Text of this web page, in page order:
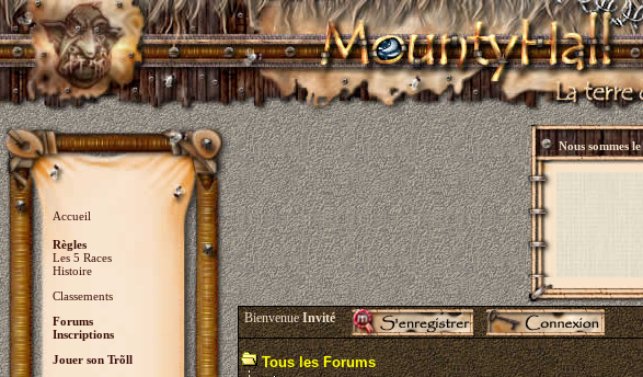
Accueil
Règles
Les 5 Races
Histoire
Classements
Forums
Inscriptions
Jouer son Trõll
Nous sommes le
BienvenueInvité
Tous les Forums